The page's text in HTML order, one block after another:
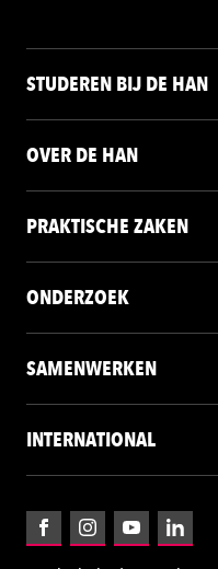
STUDEREN BIJ DE HAN
OVER DE HAN
PRAKTISCHE ZAKEN
ONDERZOEK
SAMENWERKEN
INTERNATIONAL
FacebookInstagramYouTubeLinkedIn